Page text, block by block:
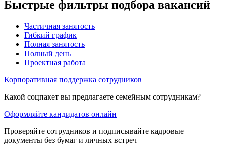
Быстрые фильтры подбора вакансий
Частичная занятость
Гибкий график
Полная занятость
Полный день
Проектная работа
Корпоративная поддержка сотрудников
Какой соцпакет вы предлагаете семейным сотрудникам?
Оформляйте кандидатов онлайн
Проверяйте сотрудников и подписывайте кадровые
документы без бумаг и личных встреч